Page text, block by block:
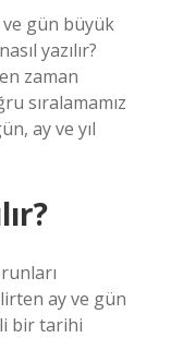
gün büyük
yazılır?
zaman
sıralamamız
ay ve yıl
ay ve gün
bir tarihi